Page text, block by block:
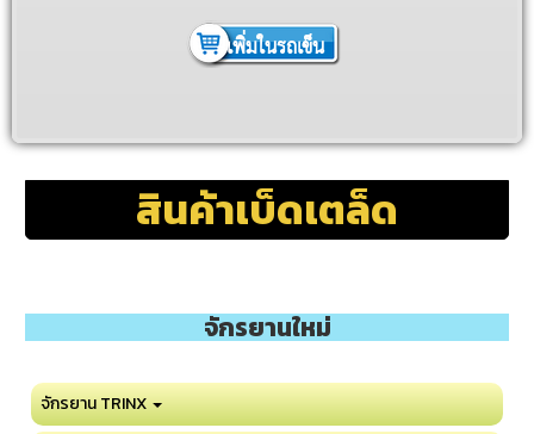
เพิ่มในรถเข็น
สินค้าเบ็ดเตล็ด
จักรยานใหม่
จักรยาน TRINX